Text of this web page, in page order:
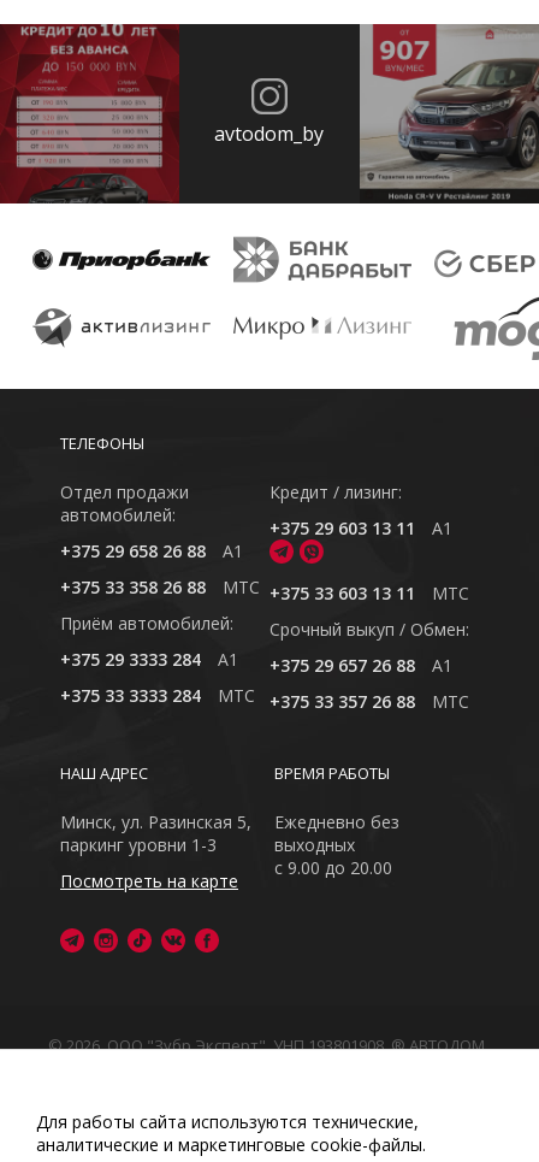
avtodom_by
ТЕЛЕФОНЫ
Отдел продажи
автомобилей:
+375 29 658 26 88
A1
+375 33 358 26 88
MTC
Приём автомобилей:
+375 29 3333 284
A1
+375 33 3333 284
MTC
Кредит / лизинг:
+375 29 603 13 11
A1
+375 33 603 13 11
MTC
Cрочный выкуп / Обмен:
+375 29 657 26 88
A1
+375 33 357 26 88
MTC
ВРЕМЯ РАБОТЫ
Ежедневно без
выходных
с 9.00 до 20.00
НАШ АДРЕС
Минск, ул. Разинская 5,
паркинг уровни 1-3
Посмотреть на карте
© 2026, ООО "Зубр Эксперт", УНП 193801908. ® АВТОДОМ
Обращаем Ваше внимание на то, что данный интернет-
сайт носит исключительно информационный характер
Любое использование либо копирование материалов
Для работы сайта используются технические,
аналитические и маркетинговые сооkіе-файлы.